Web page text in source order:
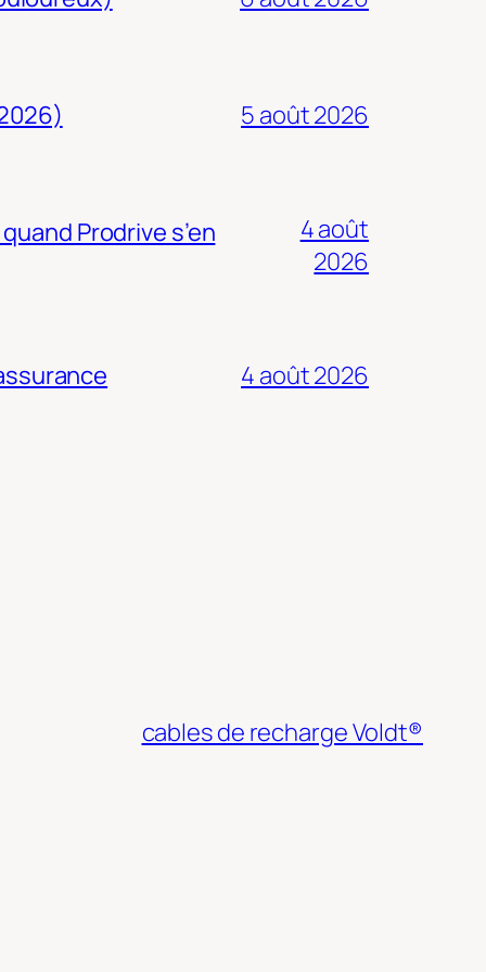
5 août 2026
Prodrive s’en
4 août
2026
4 août 2026
cables de recharge Voldt®